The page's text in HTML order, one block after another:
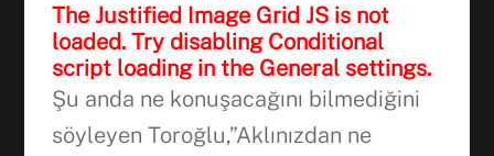
The Justified Image Grid JS is not
loaded. Try disabling Conditional
script loading in the General settings.
Şu anda ne konuşacağını bilmediğini
söyleyen Toroğlu,”Aklınızdan ne